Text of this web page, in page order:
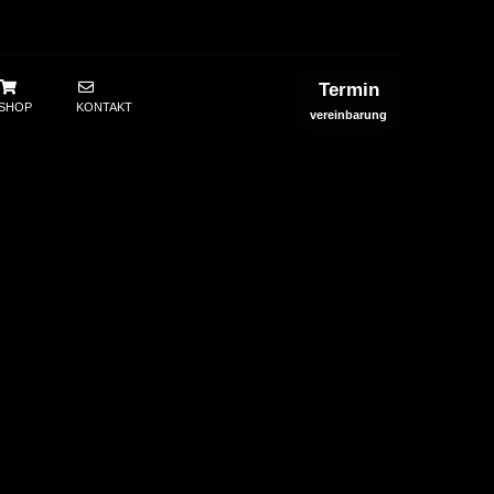
KONTAKT
Termin
vereinbarung